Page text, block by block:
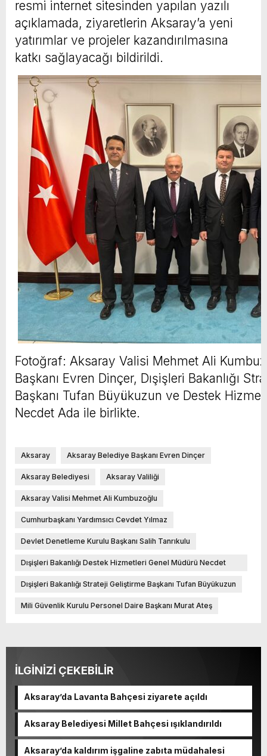
resmi internet sitesinden yapılan yazılı
açıklamada, ziyaretlerin Aksaray’a yeni
yatırımlar ve projeler kazandırılmasına
katkı sağlayacağı bildirildi.
Fotoğraf: Aksaray Valisi Mehmet Ali
Başkanı Evren Dinçer, Dışişleri Bakanlığı
Başkanı Tufan Büyükuzun ve Destek
Necdet Ada ile birlikte.
Aksaray Aksaray Belediye Başkanı Evren Dinçer
Aksaray Belediyesi Aksaray Valiliği
Aksaray Valisi Mehmet Ali Kumbuzoğlu
Cumhurbaşkanı Yardımsıcı Cevdet Yılmaz
Devlet Denetleme Kurulu Başkanı Salih Tanrıkulu
Dışişleri Bakanlığı Destek Hizmetleri Genel Müdürü Necdet
Dışişleri Bakanlığı Strateji Geliştirme Başkanı Tufan Büyükuzun
Mili Güvenlik Kurulu Personel Daire Başkanı Murat Ateş
İLGİNİZİ ÇEKEBİLİR
Aksaray’da Lavanta Bahçesi ziyarete açıldı
Aksaray Belediyesi Millet Bahçesi ışıklandırıldı
Aksaray’da kaldırım işgaline zabıta müdahalesi